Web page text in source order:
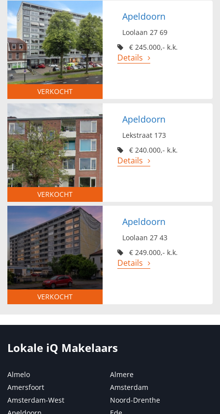
VERKOCHT
Apeldoorn
Loolaan 27 69
€ 245.000,- k.k.
Details
VERKOCHT
Apeldoorn
Lekstraat 173
€ 240.000,- k.k.
Details
VERKOCHT
Apeldoorn
Loolaan 27 43
€ 249.000,- k.k.
Details
Lokale iQ Makelaars
Almelo
Almere
Amersfoort
Amsterdam
Amsterdam-West
Noord-Drenthe